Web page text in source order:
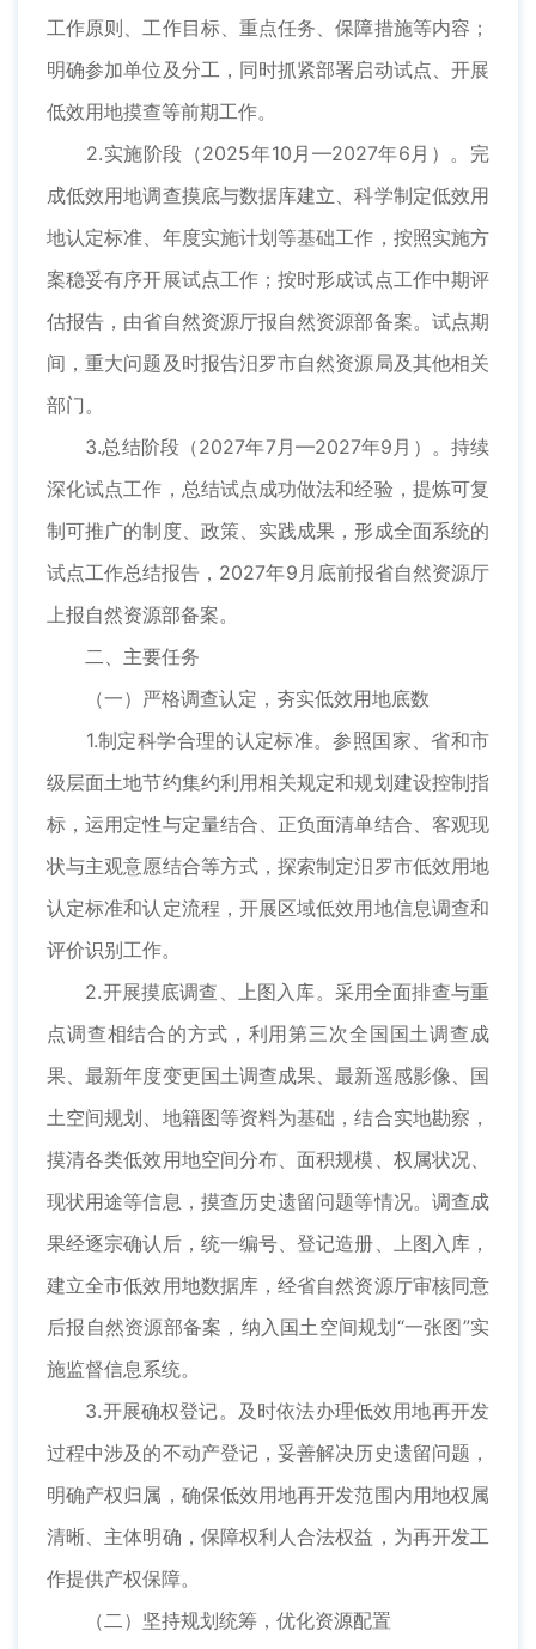
工作原则、工作目标、重点任务、保障措施等内容；
明确参加单位及分工，同时抓紧部署启动试点、开展
低效用地摸查等前期工作。
2.实施阶段（2025年10月—2027年6月）。完
成低效用地调查摸底与数据库建立、科学制定低效用
地认定标准、年度实施计划等基础工作，按照实施方
案稳妥有序开展试点工作；按时形成试点工作中期评
估报告，由省自然资源厅报自然资源部备案。试点期
间，重大问题及时报告汨罗市自然资源局及其他相关
部门。
3.总结阶段（2027年7月—2027年9月）。持续
深化试点工作，总结试点成功做法和经验，提炼可复
制可推广的制度、政策、实践成果，形成全面系统的
试点工作总结报告，2027年9月底前报省自然资源厅
上报自然资源部备案。
二、主要任务
（一）严格调查认定，夯实低效用地底数
1.制定科学合理的认定标准。参照国家、省和市
级层面土地节约集约利用相关规定和规划建设控制指
标，运用定性与定量结合、正负面清单结合、客观现
状与主观意愿结合等方式，探索制定汨罗市低效用地
认定标准和认定流程，开展区域低效用地信息调查和
评价识别工作。
2.开展摸底调查、上图入库。采用全面排查与重
点调查相结合的方式，利用第三次全国国土调查成
果、最新年度变更国土调查成果、最新遥感影像、国
土空间规划、地籍图等资料为基础，结合实地勘察，
摸清各类低效用地空间分布、面积规模、权属状况、
现状用途等信息，摸查历史遗留问题等情况。调查成
果经逐宗确认后，统一编号、登记造册、上图入库，
建立全市低效用地数据库，经省自然资源厅审核同意
后报自然资源部备案，纳入国土空间规划“一张图”实
施监督信息系统。
3.开展确权登记。及时依法办理低效用地再开发
过程中涉及的不动产登记，妥善解决历史遗留问题，
明确产权归属，确保低效用地再开发范围内用地权属
清晰、主体明确，保障权利人合法权益，为再开发工
作提供产权保障。
（二）坚持规划统筹，优化资源配置